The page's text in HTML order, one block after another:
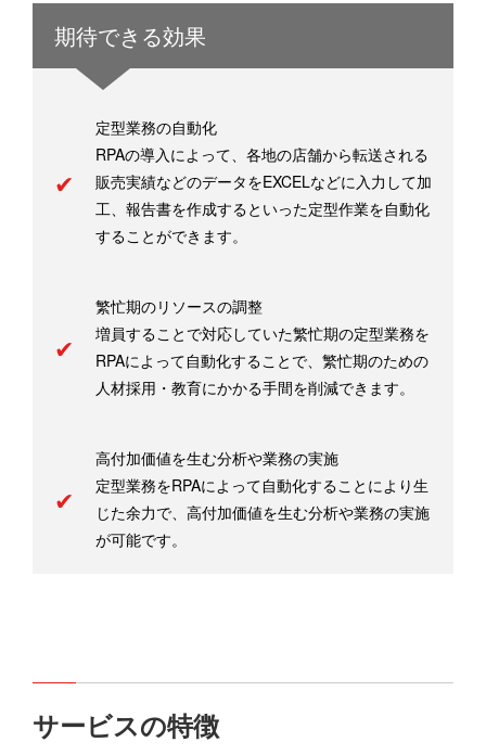
期待できる効果
定型業務の自動化
RPAの導入によって、各地の店舗から転送される
販売実績などのデータをEXCELなどに入力して加
工、報告書を作成するといった定型作業を自動化
することができます。
繁忙期のリソースの調整
増員することで対応していた繁忙期の定型業務を
RPAによって自動化することで、繁忙期のための
人材採用・教育にかかる手間を削減できます。
高付加価値を生む分析や業務の実施
定型業務をRPAによって自動化することにより生
じた余力で、高付加価値を生む分析や業務の実施
が可能です。
サービスの特徴